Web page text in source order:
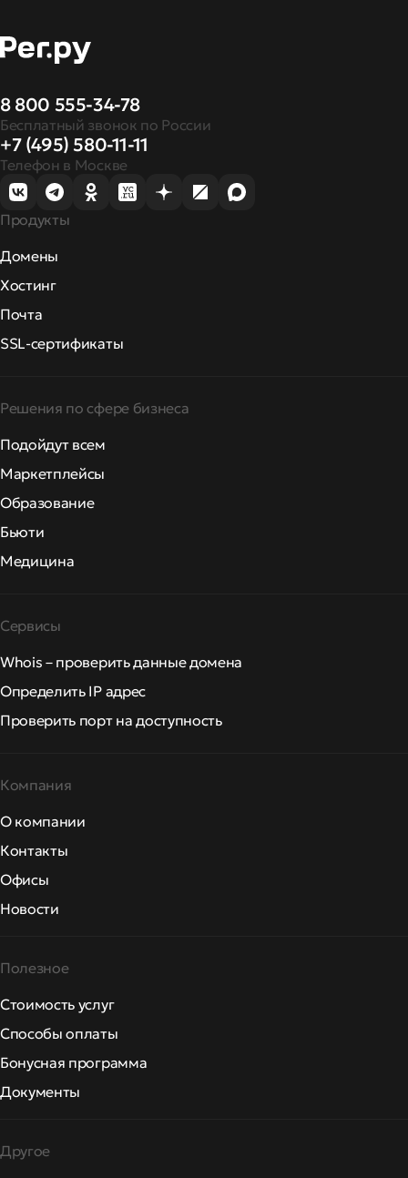
8 800 555-34-78
Бесплатный звонок по России
+7 (495) 580-11-11
Телефон в Москве
Продукты
Домены
Хостинг
Почта
SSL-сертификаты
Решения по сфере бизнеса
Подойдут всем
Маркетплейсы
Образование
Бьюти
Медицина
Сервисы
Whois – проверить данные домена
Определить IP адрес
Проверить порт на доступность
Компания
О компании
Контакты
Офисы
Новости
Полезное
Стоимость услуг
Способы оплаты
Бонусная программа
Документы
Другое